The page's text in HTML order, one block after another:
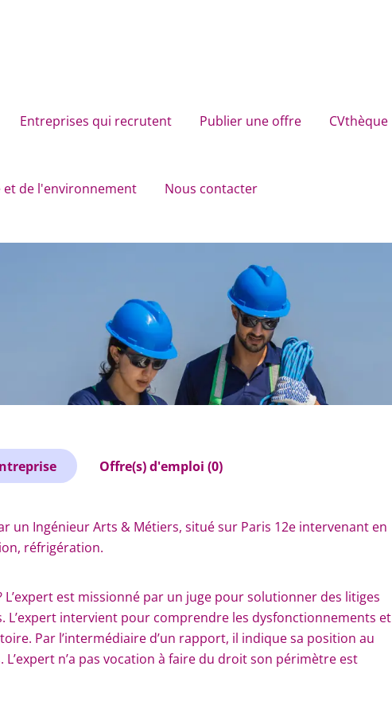
Entreprises qui recrutent Publier une offre CVthèque
et de l'environnement Nous contacter
Offre(s) d'emploi (0)
un Ingénieur Arts & Métiers, situé sur Paris 12e intervenant en
réfrigération.
L’expert est missionné par un juge pour solutionner des litiges
L’expert intervient pour comprendre les dysfonctionnements et
Par l’intermédiaire d’un rapport, il indique sa position au
n’a pas vocation à faire du droit son périmètre est